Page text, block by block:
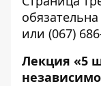
или (067)
Лекция «5